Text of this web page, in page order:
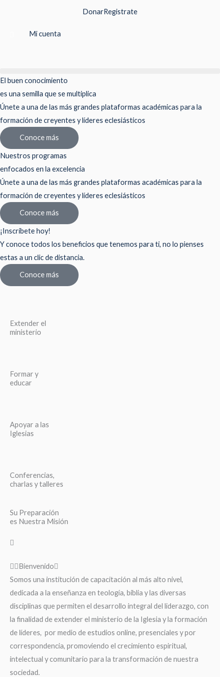
contenido
DonarRegistrate
Mi cuenta
El buen conocimiento
es una semilla que se multiplica
Únete a una de las más grandes plataformas académicas para la
formación de creyentes y líderes eclesiásticos
Conoce más
Nuestros programas
enfocados en la excelencia
Únete a una de las más grandes plataformas académicas para la
formación de creyentes y líderes eclesiásticos
Conoce más
¡Inscríbete hoy!
Y conoce todos los beneficios que tenemos para ti, no lo pienses
estas a un clic de distancia.
Conoce más
Extender el
ministerio
Formar y
educar
Apoyar a las
Iglesias
Conferencias,
charlas y talleres
Su Preparación
es Nuestra Misión
Bienvenido
Somos una institución de capacitación al más alto nivel,
dedicada a la enseñanza en teología, biblia y las diversas
disciplinas que permiten el desarrollo integral del liderazgo, con
la finalidad de extender el ministerio de la Iglesia y la formación
de líderes, por medio de estudios online, presenciales y por
correspondencia, promoviendo el crecimiento espiritual,
intelectual y comunitario para la transformación de nuestra
sociedad.